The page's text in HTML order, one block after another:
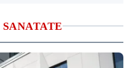
SANATATE